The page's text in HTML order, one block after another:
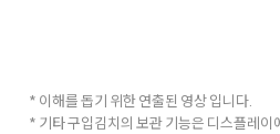
* 이해를 돕기 위한 연출된 영상 입니다.
* 기타 구입김치의 보관 기능은 디스플레이